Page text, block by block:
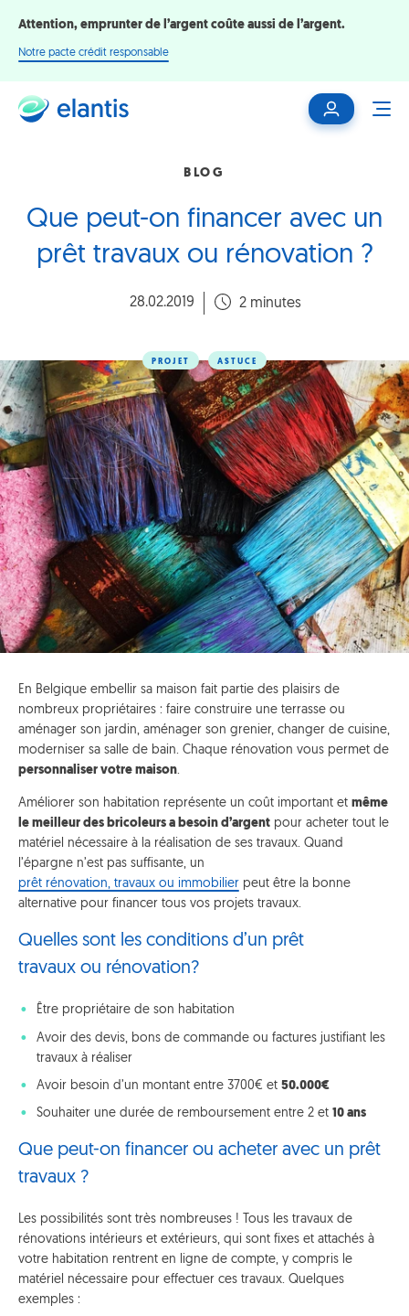
Attention, emprunter de l’argent coûte aussi de l’argent.
Notre pacte crédit responsable
Mon
espace
client
BLOG
Que peut-on financer avec un
prêt travaux ou rénovation ?
28.02.2019 2 minutes
PROJET ASTUCE
En Belgique embellir sa maison fait partie des plaisirs de
nombreux propriétaires : faire construire une terrasse ou
aménager son jardin, aménager son grenier, changer de cuisine,
moderniser sa salle de bain. Chaque rénovation vous permet de
personnaliser votre maison.
Améliorer son habitation représente un coût important et même
le meilleur des bricoleurs a besoin d’argent pour acheter tout le
matériel nécessaire à la réalisation de ses travaux. Quand
l’épargne n’est pas suffisante, un
prêt rénovation, travaux ou immobilier peut être la bonne
alternative pour financer tous vos projets travaux.
Quelles sont les conditions d’un prêt
travaux ou rénovation?
Être propriétaire de son habitation
Avoir des devis, bons de commande ou factures justifiant les
travaux à réaliser
Avoir besoin d’un montant entre 3700€ et 50.000€
Souhaiter une durée de remboursement entre 2 et 10 ans
Que peut-on financer ou acheter avec un prêt
travaux ?
Les possibilités sont très nombreuses ! Tous les travaux de
rénovations intérieurs et extérieurs, qui sont fixes et attachés à
votre habitation rentrent en ligne de compte, y compris le
matériel nécessaire pour effectuer ces travaux. Quelques
exemples :